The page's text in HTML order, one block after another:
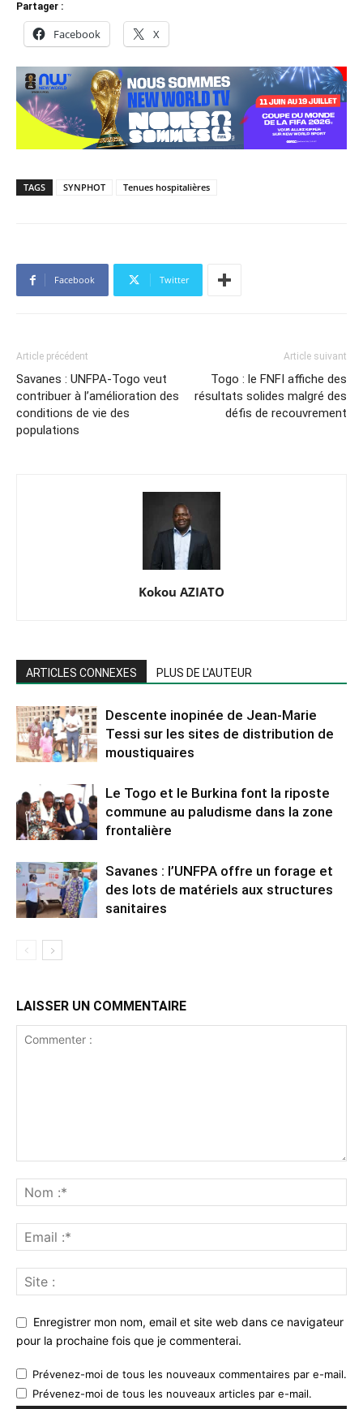
Partager :
Facebook X
TAGS SYNPHOT Tenues hospitalières
Facebook Twitter
Article précédent
Savanes : UNFPA-Togo veut
contribuer à l’amélioration des
conditions de vie des
populations
Article suivant
Togo : le FNFI affiche des
résultats solides malgré des
défis de recouvrement
Kokou AZIATO
ARTICLES CONNEXES PLUS DE L'AUTEUR
Descente inopinée de Jean-Marie
Tessi sur les sites de distribution de
moustiquaires
Le Togo et le Burkina font la riposte
commune au paludisme dans la zone
frontalière
Savanes : l’UNFPA offre un forage et
des lots de matériels aux structures
sanitaires
LAISSER UN COMMENTAIRE
Enregistrer mon nom, email et site web dans ce navigateur
pour la prochaine fois que je commenterai.
Prévenez-moi de tous les nouveaux commentaires par e-mail.
Prévenez-moi de tous les nouveaux articles par e-mail.